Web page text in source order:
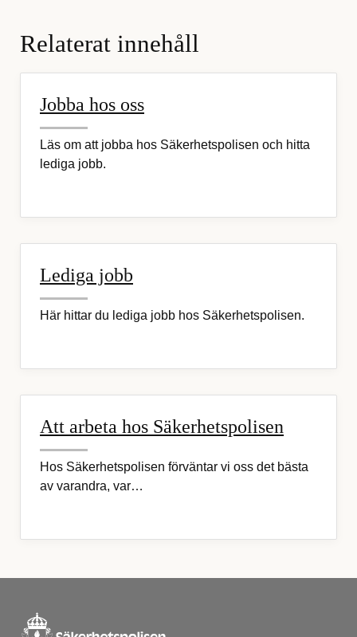
Relaterat innehåll
Jobba hos oss
Läs om att jobba hos Säkerhetspolisen och hitta
lediga jobb.
Lediga jobb
Här hittar du lediga jobb hos Säkerhetspolisen.
Att arbeta hos Säkerhetspolisen
Hos Säkerhetspolisen förväntar vi oss det bästa
av varandra, var…